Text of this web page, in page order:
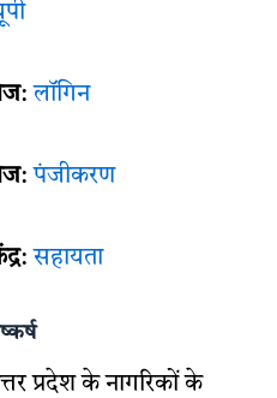
: लॉगिन
: पंजीकरण
: सहायता
प्रदेश के नागरिकों के